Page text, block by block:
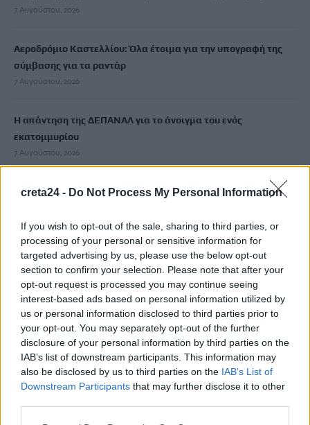
creta24 - Do Not Process My Personal Information
If you wish to opt-out of the sale, sharing to third parties, or
processing of your personal or sensitive information for
targeted advertising by us, please use the below opt-out
section to confirm your selection. Please note that after your
opt-out request is processed you may continue seeing
interest-based ads based on personal information utilized by
us or personal information disclosed to third parties prior to
your opt-out. You may separately opt-out of the further
disclosure of your personal information by third parties on the
IAB’s list of downstream participants. This information may
also be disclosed by us to third parties on the IAB’s List of
Downstream Participants that may further disclose it to other
7 Αυγούστου, 2026
Αεροδρόμιο Καστελλίου: Όλα έτοιμα για την υπογραφή της
σύμβασης για τα ραντάρ
7 Αυγούστου, 2026
Η απάντηση της ΔΕΠΑΝΑΛ για το άνοιγμα του ενός
εκατομμυρίου
7 Αυγούστου, 2026
Λιμενικό: Ζητούν ενίσχυση των υπηρεσιών στην Κρήτη λόγω
7 Αυγούστου, 2026
Νεκρή ανασύρθηκε 53χρονη από ακάλυπτο πολυκατοικίας
στο Γουδί
7 Αυγούστου, 2026
Με το «σταγονόμετρο» η διέλευση πλοίων από το Στενό του
Ορμούζ, μόλις 33 σε τέσσερις ημέρες
7 Αυγούστου, 2026